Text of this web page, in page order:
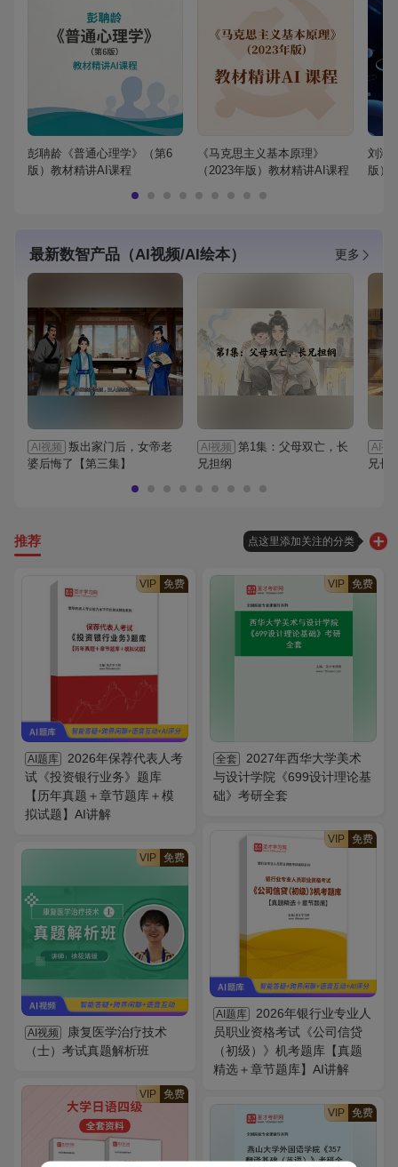
彭聃龄《普通心理学》（第6
版）教材精讲AI课程
《马克思主义基本原理》
（2023年版）教材精讲AI课程
刘鸿
版）
最新数智产品（AI视频/AI绘本） 更多
AI视频 叛出家门后，女帝老
婆后悔了【第三集】
AI视频
第1集：父母双亡，长
兄担纲
AI视
兄长
推荐 点这里添加关注的分类
VIP 免费
AI题库
2026年保荐代表人考
试《投资银行业务》题库
【历年真题＋章节题库＋模
拟试题】AI讲解
VIP 免费
全套
2027年西华大学美术
与设计学院《699设计理论基
础》考研全套
VIP 免费
AI题库
2026年银行业专业人
员职业资格考试《公司信贷
（初级）》机考题库【真题
精选＋章节题库】AI讲解
VIP 免费
AI视频
康复医学治疗技术
（士）考试真题解析班
VIP 免费
VIP 免费